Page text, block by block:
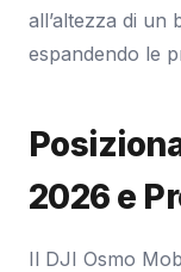
all’altezza di un
espandendo le
2026 e
Il DJI Osmo